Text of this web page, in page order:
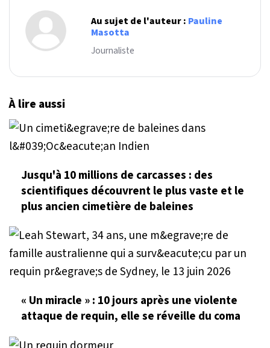
Au sujet de l'auteur : Pauline
Masotta
Journaliste
À lire aussi
Jusqu'à 10 millions de carcasses : des
scientifiques découvrent le plus vaste et le
plus ancien cimetière de baleines
« Un miracle » : 10 jours après une violente
attaque de requin, elle se réveille du coma